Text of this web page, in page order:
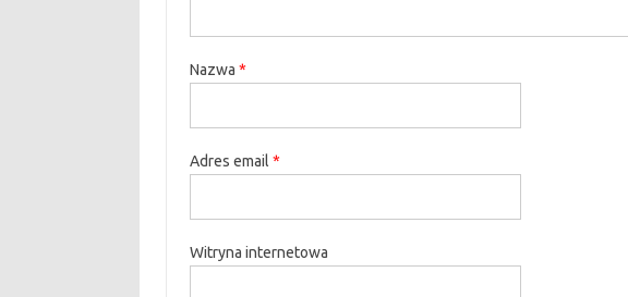
Nazwa *
Adres email *
Witryna internetowa